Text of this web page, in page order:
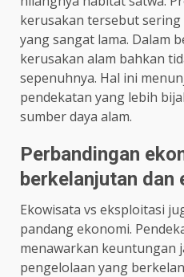
kerusakan tersebut
yang sangat lama. Dalam
kerusakan alam bahkan
sepenuhnya. Hal ini
pendekatan yang lebih
sumber daya alam.
Perbandingan
berkelanjutan dan
Ekowisata vs eksploitasi
pandang ekonomi.
menawarkan keuntungan
pengelolaan yang